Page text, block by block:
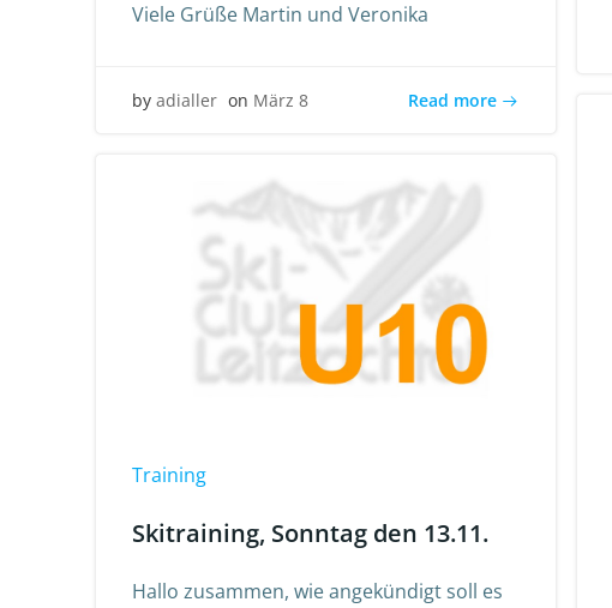
Viele Grüße Martin und Veronika
by adialler on März 8 Read more
Training
Skitraining, Sonntag den 13.11.
Hallo zusammen, wie angekündigt soll es